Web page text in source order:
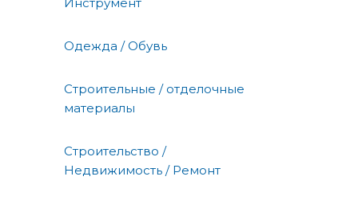
Одежда / Обувь
Строительные / отделочные
материалы
Строительство /
Недвижимость / Ремонт